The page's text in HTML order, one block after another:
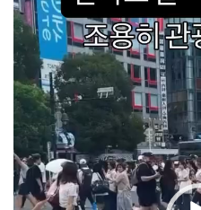
ー